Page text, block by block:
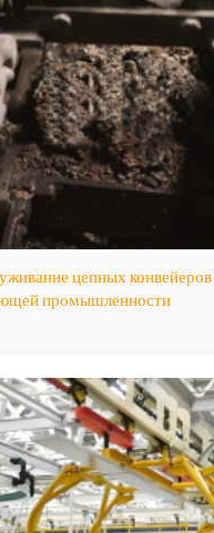
цепных
промышленности